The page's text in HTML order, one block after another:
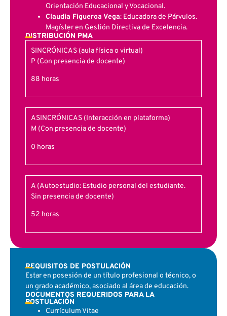
Orientación Educacional y Vocacional.
Claudia Figueroa Vega: Educadora de Párvulos.
Magíster en Gestión Directiva de Excelencia.
DISTRIBUCIÓN PMA
SINCRÓNICAS (aula física o virtual)
P (Con presencia de docente)
88 horas
ASINCRÓNICAS (Interacción en plataforma)
M (Con presencia de docente)
0 horas
A (Autoestudio: Estudio personal del estudiante.
Sin presencia de docente)
52 horas
REQUISITOS DE POSTULACIÓN
Estar en posesión de un título profesional o técnico, o
un grado académico, asociado al área de educación.
DOCUMENTOS REQUERIDOS PARA LA
POSTULACIÓN
Currículum Vitae